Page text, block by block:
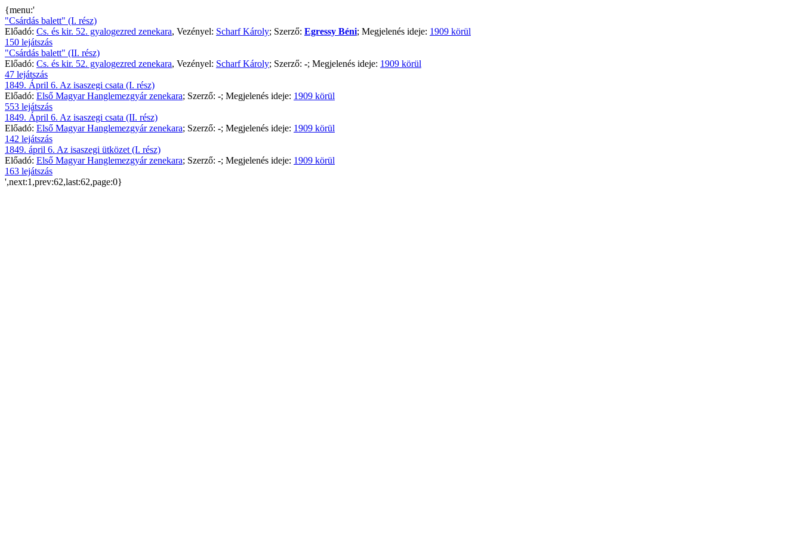
{menu:'
"Csárdás balett" (I. rész)
Előadó: Cs. és kir. 52. gyalogezred zenekara, Vezényel: Scharf Károly; Szerző: Egressy Béni; Megjelenés ideje: 1909 körül
150 lejátszás
"Csárdás balett" (II. rész)
Előadó: Cs. és kir. 52. gyalogezred zenekara, Vezényel: Scharf Károly; Szerző: -; Megjelenés ideje: 1909 körül
47 lejátszás
1849. Ápril 6. Az isaszegi csata (I. rész)
Előadó: Első Magyar Hanglemezgyár zenekara; Szerző: -; Megjelenés ideje: 1909 körül
553 lejátszás
1849. Ápril 6. Az isaszegi csata (II. rész)
Előadó: Első Magyar Hanglemezgyár zenekara; Szerző: -; Megjelenés ideje: 1909 körül
142 lejátszás
1849. ápril 6. Az isaszegi ütközet (I. rész)
Előadó: Első Magyar Hanglemezgyár zenekara; Szerző: -; Megjelenés ideje: 1909 körül
163 lejátszás
',next:1,prev:62,last:62,page:0}